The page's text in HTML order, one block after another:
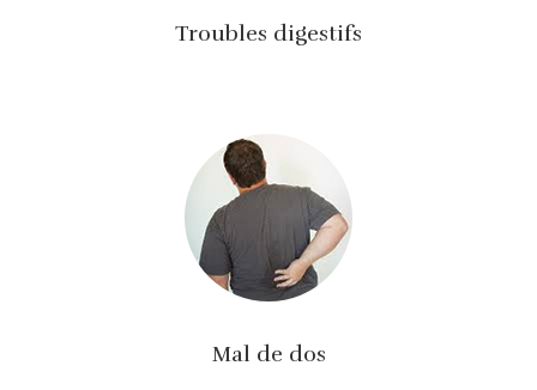
Troubles digestifs
Mal de dos